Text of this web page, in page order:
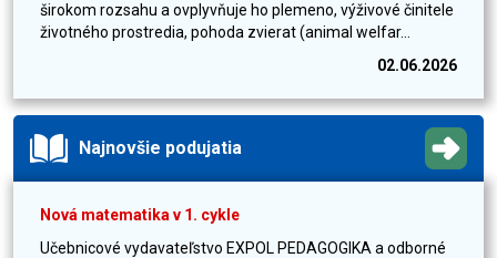
širokom rozsahu a ovplyvňuje ho plemeno, výživové činitele
životného prostredia, pohoda zvierat (animal welfar...
02.06.2026
Najnovšie podujatia
Nová matematika v 1. cykle
Učebnicové vydavateľstvo EXPOL PEDAGOGIKA a odborné